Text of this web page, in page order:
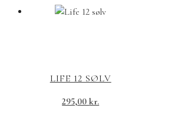
LIFE 12 SØLV
295,00kr.